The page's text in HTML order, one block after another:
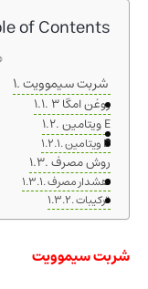
of Contents
روغن امگا ۳
ویتامین E
ویتامین D
روش مصرف
هشدار مصرف
ترکیبات
شربت سیموویت